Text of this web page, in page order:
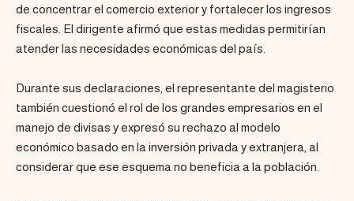
de concentrar el comercio exterior y fortalecer los ingresos
fiscales. El dirigente afirmó que estas medidas permitirían
atender las necesidades económicas del país.
Durante sus declaraciones, el representante del magisterio
también cuestionó el rol de los grandes empresarios en el
manejo de divisas y expresó su rechazo al modelo
económico basado en la inversión privada y extranjera, al
considerar que ese esquema no beneficia a la población.